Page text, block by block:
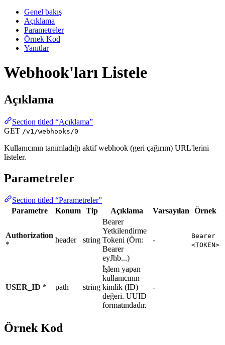
Genel bakış
Açıklama
Parametreler
Örnek Kod
Yanıtlar
Webhook'ları Listele
Açıklama
Section titled “Açıklama”
GET /v1/webhooks/0
Kullanıcının tanımladığı aktif webhook (geri çağırım) URL'lerini
listeler.
Parametreler
Section titled “Parametreler”
Parametre
Konum Tip Açıklama Varsayılan Örnek
Authorization
*
header string
Bearer
Yetkilendirme
Tokeni (Örn:
Bearer
eyJhb...)
-
Bearer
<TOKEN>
USER_ID * path string
İşlem yapan
kullanıcının
kimlik (ID)
değeri. UUID
formatındadır.
- -
Örnek Kod